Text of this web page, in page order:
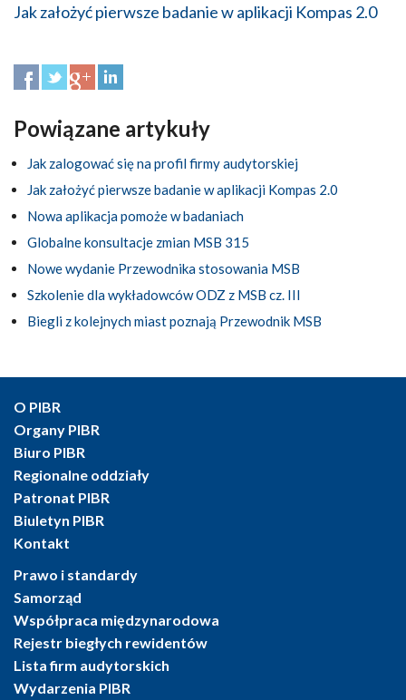
Jak założyć pierwsze badanie w aplikacji Kompas 2.0
Powiązane artykuły
Jak zalogować się na profil firmy audytorskiej
Jak założyć pierwsze badanie w aplikacji Kompas 2.0
Nowa aplikacja pomoże w badaniach
Globalne konsultacje zmian MSB 315
Nowe wydanie Przewodnika stosowania MSB
Szkolenie dla wykładowców ODZ z MSB cz. III
Biegli z kolejnych miast poznają Przewodnik MSB
O PIBR
Organy PIBR
Biuro PIBR
Regionalne oddziały
Patronat PIBR
Biuletyn PIBR
Kontakt
Prawo i standardy
Samorząd
Współpraca międzynarodowa
Rejestr biegłych rewidentów
Lista firm audytorskich
Wydarzenia PIBR